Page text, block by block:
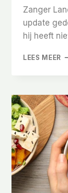
Zanger
update
hij heeft
LEES MEER